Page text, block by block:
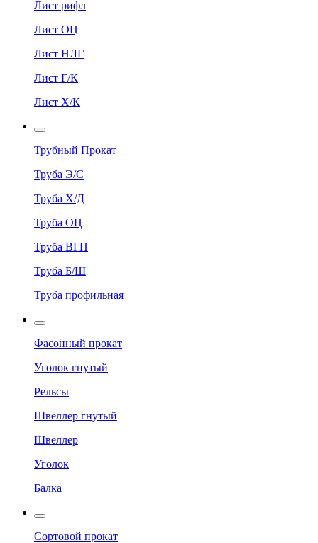
Лист рифл
Лист ОЦ
Лист НЛГ
Лист Г/К
Лист Х/К
Трубный Прокат
Труба Э/С
Труба Х/Д
Труба ОЦ
Труба ВГП
Труба Б/Ш
Труба профильная
Фасонный прокат
Уголок гнутый
Рельсы
Швеллер гнутый
Швеллер
Уголок
Балка
Сортовой прокат